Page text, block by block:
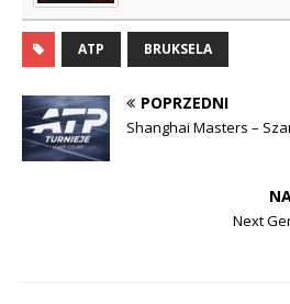
ATP BRUKSELA
POPRZEDNI
Shanghai Masters –
Next